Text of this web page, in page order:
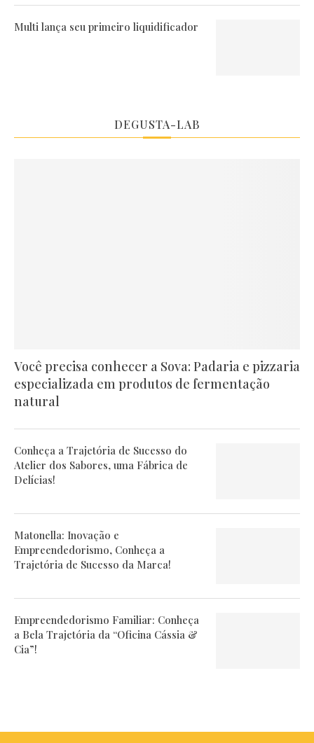
Multi lança seu primeiro liquidificador
DEGUSTA-LAB
Você precisa conhecer a Sova: Padaria e pizzaria
especializada em produtos de fermentação
natural
Conheça a Trajetória de Sucesso do
Atelier dos Sabores, uma Fábrica de
Delícias!
Matonella: Inovação e
Empreendedorismo, Conheça a
Trajetória de Sucesso da Marca!
Empreendedorismo Familiar: Conheça
a Bela Trajetória da “Oficina Cássia &
Cia”!